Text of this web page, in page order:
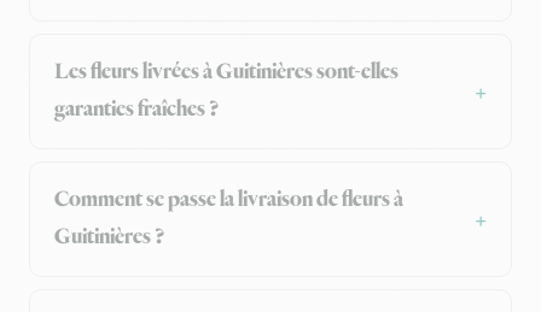
Les fleurs livrées à Guitinières sont-elles
garanties fraîches ?
Comment se passe la livraison de fleurs à
Guitinières ?